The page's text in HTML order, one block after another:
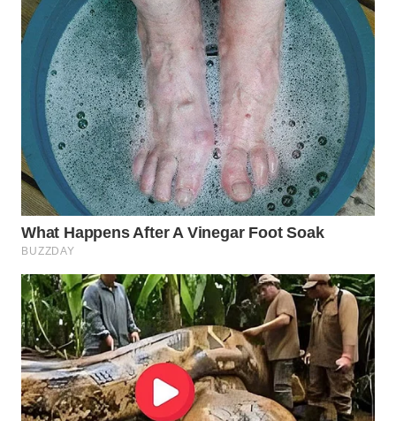
WN
BOROBUDUR
WN
MADURA
WN
SURABAYA
WN
NATUNA
WN
BINTAN
WN
MANDALIKA
WN